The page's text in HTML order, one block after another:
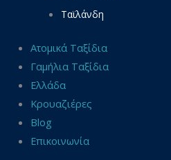
Ταϊλάνδη
Ατομικά Ταξίδια
Γαμήλια Ταξίδια
Ελλάδα
Κρουαζιέρες
Blog
Επικοινωνία